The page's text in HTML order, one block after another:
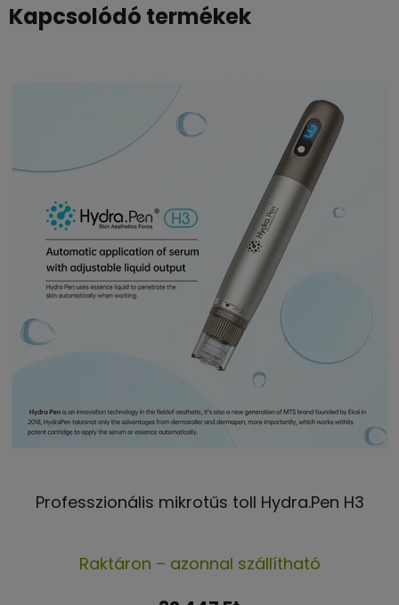
Kapcsolódó termékek
Professzionális mikrotűs toll Hydra.Pen H3
termék
Raktáron – azonnal szállítható